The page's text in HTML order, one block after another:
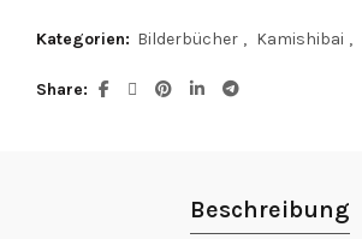
Kategorien: Bilderbücher , Kamishibai ,
Share
Beschreibung